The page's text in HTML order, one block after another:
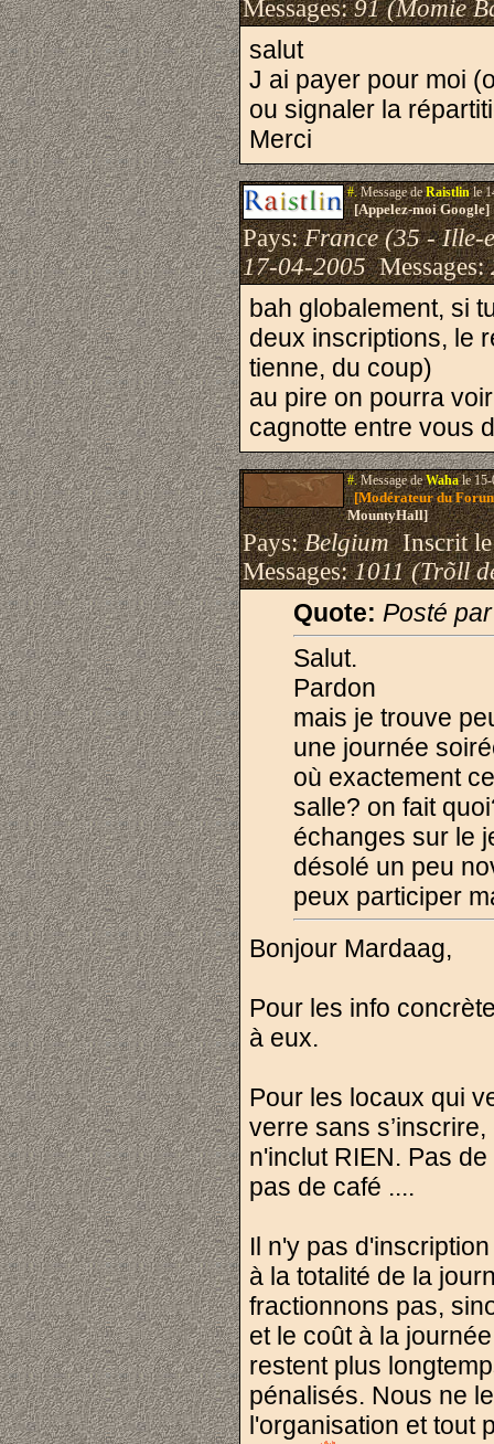
Messages:91 (Momie
salut
J ai payer pour moi
ou signaler la
Merci
#.Message deRaistlinle
[Appelez-moi
Pays:France (35 - Ille-
17-04-2005Messages:
bah globalement, si
deux inscriptions, le
tienne, du coup)
au pire on pourra
cagnotte entre vous
#.Message deWahale 15-
[Modérateur du
MountyHall]
Pays:BelgiumInscrit
Messages:1011 (Trõll
Quote: Posté
Salut.
Pardon
mais je trouve
une journée
où exactement
salle? on fait
échanges sur le
désolé un peu
peux participer
Bonjour Mardaag,
Pour les info
à eux.
Pour les locaux qui
verre sans
n'inclut RIEN. Pas
pas de café ....
Il n'y pas
à la totalité de la
fractionnons pas,
et le coût à la
restent plus
pénalisés. Nous ne
l'organisation et tout